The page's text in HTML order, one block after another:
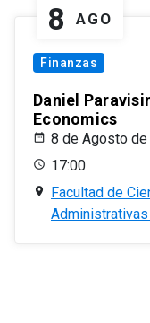
8 AGO
Finanzas
Daniel
Economics
8 de Agosto
17:00
Facultad de
Administrativas